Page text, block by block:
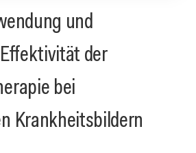
und
der
bei
Krankheitsbildern